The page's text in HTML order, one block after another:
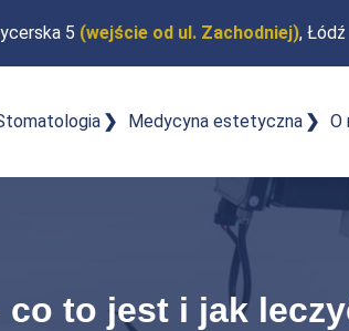
5 (wejście od ul. Zachodniej), Łódź
Medycyna estetyczna O
co to jest i jak